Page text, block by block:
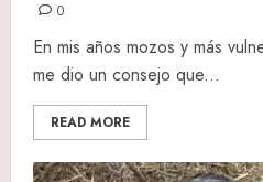
0
En mis años mozos y más
me dio un consejo que...
READ MORE